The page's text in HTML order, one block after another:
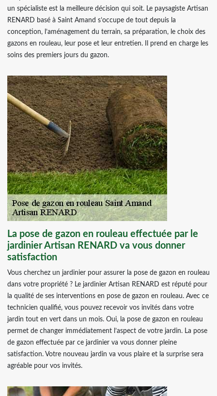
un spécialiste est la meilleure décision qui soit. Le paysagiste Artisan
RENARD basé à Saint Amand s’occupe de tout depuis la
conception, l’aménagement du terrain, sa préparation, le choix des
gazons en rouleau, leur pose et leur entretien. Il prend en charge les
soins des premiers jours du gazon.
La pose de gazon en rouleau effectuée par le
jardinier Artisan RENARD va vous donner
satisfaction
Vous cherchez un jardinier pour assurer la pose de gazon en rouleau
dans votre propriété ? Le jardinier Artisan RENARD est réputé pour
la qualité de ses interventions en pose de gazon en rouleau. Avec ce
technicien qualifié, vous pouvez recevoir vos invités dans votre
jardin tout en vert dans un mois. Oui, la pose de gazon en rouleau
permet de changer immédiatement l’aspect de votre jardin. La pose
de gazon effectuée par ce jardinier va vous donner pleine
satisfaction. Votre nouveau jardin va vous plaire et la surprise sera
agréable pour vos invités.